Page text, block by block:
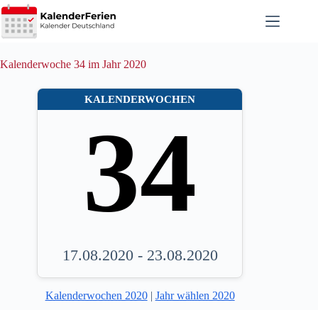
Zum
Inhalt
springen
Kalenderwoche 34 im Jahr 2020
KALENDERWOCHEN
34
17.08.2020 - 23.08.2020
Kalenderwochen 2020| Jahr wählen 2020